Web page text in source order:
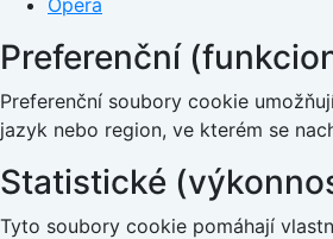
Opera
Preferenční
Preferenční soubory cookie
jazyk nebo region, ve kterém se
Statistické
Tyto soubory cookie pomáhají